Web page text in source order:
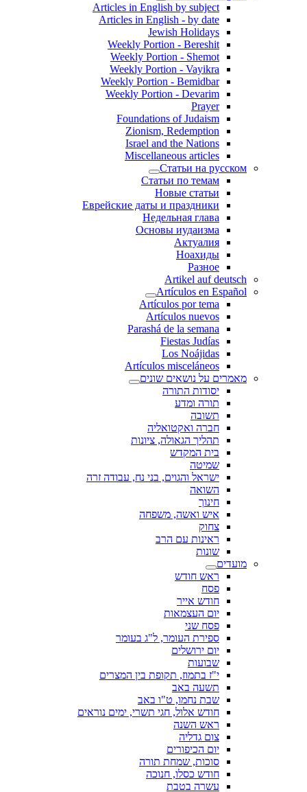
Articles in English by subject
Articles in English - by date
Jewish Holidays
Weekly Portion - Bereshit
Weekly Portion - Shemot
Weekly Portion - Vayikra
Weekly Portion - Bemidbar
Weekly Portion - Devarim
Prayer
Foundations of Judaism
Zionism, Redemption
Israel and the Nations
Miscellaneous articles
Статьи на русском
Статьи по темам
Новые статьи
Еврейские даты и праздники
Недельная глава
Основы иудаизма
Актуалия
Ноахиды
Разное
Artikel auf deutsch
Artículos en Español
Artículos por tema
Artículos nuevos
Parashá de la semana
Fiestas Judías
Los Noájidas
Artículos misceláneos
מאמרים על נושאים שונים
יסודות התורה
תורה ומדע
תשובה
חברה ואקטואליה
תהליך הגאולה, ציונות
בית המקדש
שמיטה
ישראל והגוים, בני נח, עבודה זרה
השואה
חינוך
איש ואשה, משפחה
צחוק
ראינות עם הרב
שונות
מועדים
ראש חודש
פסח
חודש אייר
יום העצמאות
פסח שני
ספירת העומר, ל"ג בעומר
יום ירושלים
שבועות
י"ז בתמוז, תקופת בין המצרים
תשעה באב
שבת נחמו, ט"ו באב
חודש אלול, חגי תשרי, ימים נוראים
ראש השנה
צום גדליה
יום הכיפורים
סוכות, שמחת תורה
חודש כסלו, חנוכה
עשרה בטבת